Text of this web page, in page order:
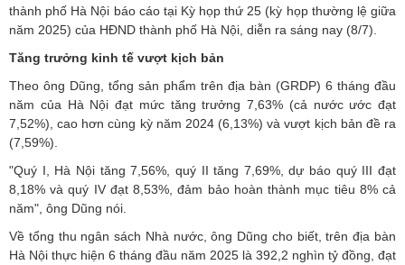
thành phố Hà Nội báo cáo tại Kỳ họp thứ 25 (kỳ họp thường lệ giữa
năm 2025) của HĐND thành phố Hà Nội, diễn ra sáng nay (8/7).
Tăng trưởng kinh tế vượt kịch bản
Theo ông Dũng, tổng sản phẩm trên địa bàn (GRDP) 6 tháng đầu
năm của Hà Nội đạt mức tăng trưởng 7,63% (cả nước ước đạt
7,52%), cao hơn cùng kỳ năm 2024 (6,13%) và vượt kịch bản đề ra
(7,59%).
"Quý I, Hà Nội tăng 7,56%, quý II tăng 7,69%, dự báo quý III đạt
8,18% và quý IV đạt 8,53%, đảm bảo hoàn thành mục tiêu 8% cả
năm", ông Dũng nói.
Về tổng thu ngân sách Nhà nước, ông Dũng cho biết, trên địa bàn
Hà Nội thực hiện 6 tháng đầu năm 2025 là 392,2 nghìn tỷ đồng, đạt